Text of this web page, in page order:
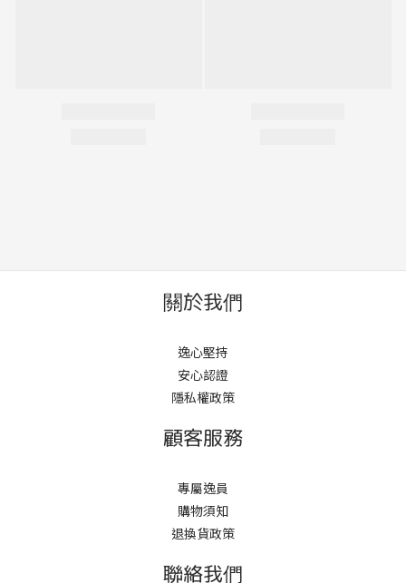
關於我們
逸心堅持
安心認證
隱私權政策
顧客服務
專屬逸員
購物須知
退換貨政策
聯絡我們